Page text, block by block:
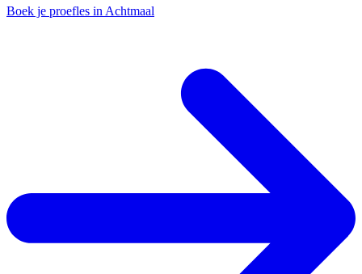
Boek je proefles in Achtmaal